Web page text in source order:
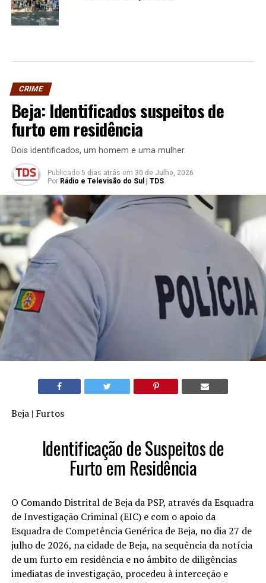
CRIME
Beja: Identificados suspeitos de
furto em residência
Dois identificados, um homem e uma mulher.
Publicado 5 dias atrás em 30 de Julho, 2026
Por Rádio e Televisão do Sul | TDS
Beja | Furtos
Identificação de Suspeitos de
Furto em Residência
O Comando Distrital de Beja da PSP, através da Esquadra
de Investigação Criminal (EIC) e com o apoio da
Esquadra de Competência Genérica de Beja, no dia 27 de
julho de 2026, na cidade de Beja, na sequência da notícia
de um furto em residência e no âmbito de diligências
imediatas de investigação, procedeu à interceção e